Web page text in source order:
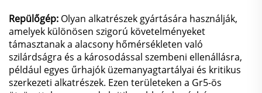
Repülőgép: Olyan alkatrészek gyártására használják,
amelyek különösen szigorú követelményeket
támasztanak a alacsony hőmérsékleten való
szilárdságra és a károsodással szembeni ellenállásra,
például egyes űrhajók üzemanyagtartályai és kritikus
szerkezeti alkatrészek. Ezen területeken a Gr5-ös